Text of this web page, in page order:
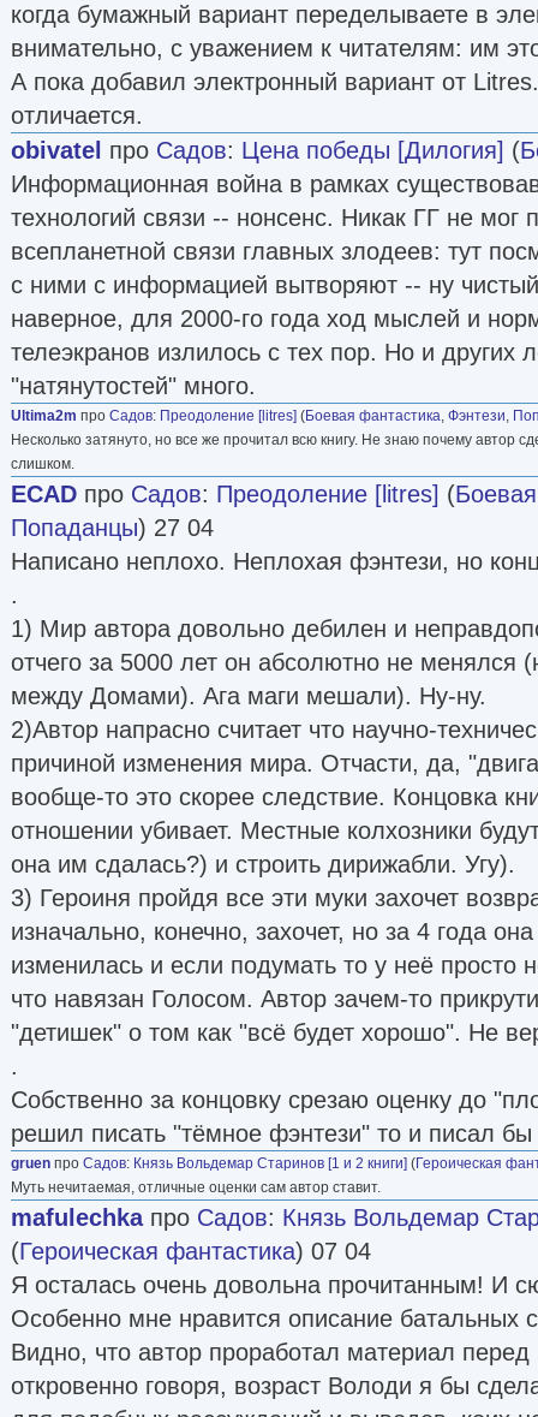
когда бумажный вариант переделываете в
внимательно, с уважением к читателям: им
А пока добавил электронный вариант от
отличается.
obivatel про Садов: Цена победы [Дилогия] (
Информационная война в рамках
технологий связи -- нонсенс. Никак ГГ не мог
всепланетной связи главных злодеев: тут
с ними с информацией вытворяют -- ну
наверное, для 2000-го года ход мыслей и
телеэкранов излилось с тех пор. Но и других
"натянутостей" много.
Ultima2m про Садов: Преодоление [litres] (Боевая фантастика, Фэнтези,
Несколько затянуто, но все же прочитал всю книгу. Не знаю почему автор
слишком.
ECAD про Садов: Преодоление [litres] (
Попаданцы) 27 04
Написано неплохо. Неплохая фэнтези, но
.
1) Мир автора довольно дебилен и
отчего за 5000 лет он абсолютно не менялся
между Домами). Ага маги мешали). Ну-ну.
2)Автор напрасно считает что научно-
причиной изменения мира. Отчасти, да,
вообще-то это скорее следствие. Концовка
отношении убивает. Местные колхозники
она им сдалась?) и строить дирижабли. Угу).
3) Героиня пройдя все эти муки захочет
изначально, конечно, захочет, но за 4 года
изменилась и если подумать то у неё просто
что навязан Голосом. Автор зачем-то
"детишек" о том как "всё будет хорошо". Не
.
Собственно за концовку срезаю оценку до
решил писать "тёмное фэнтези" то и писал
gruen про Садов: Князь Вольдемар Старинов [1 и 2 книги] (Героическая
Муть нечитаемая, отличные оценки сам автор ставит.
mafulechkaпро Садов: Князь Вольдемар
(Героическая фантастика) 07 04
Я осталась очень довольна прочитанным! И
Особенно мне нравится описание батальных
Видно, что автор проработал материал перед
откровенно говоря, возраст Володи я бы